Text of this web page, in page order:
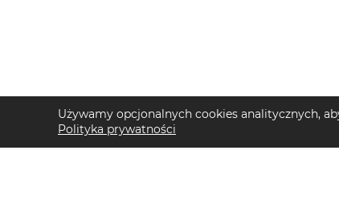
Używamy opcjonalnych cookies analitycznych,
Polityka prywatności